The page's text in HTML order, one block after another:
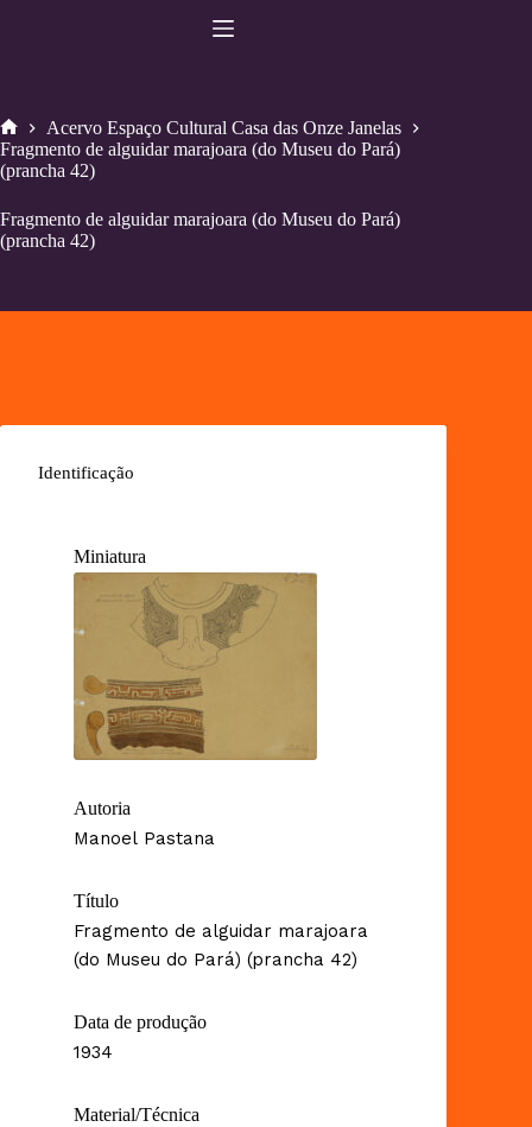
Home
Acervo Espaço Cultural Casa das Onze Janelas
Fragmento de alguidar marajoara (do Museu do Pará)
(prancha 42)
Fragmento de alguidar marajoara (do Museu do Pará)
(prancha 42)
Identificação
Miniatura
Autoria
Manoel Pastana
Título
Fragmento de alguidar marajoara
(do Museu do Pará) (prancha 42)
Data de produção
1934
Material/Técnica